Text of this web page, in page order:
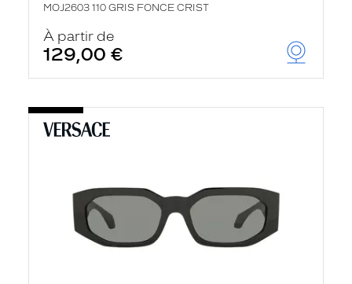
MOJ2603 110 GRIS FONCE CRIST
À partir de
129,00 €